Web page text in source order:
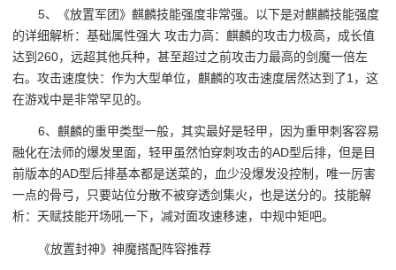
5、《放置军团》麒麟技能强度非常强。以下是对麒麟技能强度
的详细解析：基础属性强大 攻击力高：麒麟的攻击力极高，成长值
达到260，远超其他兵种，甚至超过之前攻击力最高的剑魔一倍左
右。攻击速度快：作为大型单位，麒麟的攻击速度居然达到了1，这
在游戏中是非常罕见的。
6、麒麟的重甲类型一般，其实最好是轻甲，因为重甲刺客容易
融化在法师的爆发里面，轻甲虽然怕穿刺攻击的AD型后排，但是目
前版本的AD型后排基本都是送菜的，血少没爆发没控制，唯一厉害
一点的骨弓，只要站位分散不被穿透剑集火，也是送分的。技能解
析：天赋技能开场吼一下，减对面攻速移速，中规中矩吧。
《放置封神》神魔搭配阵容推荐